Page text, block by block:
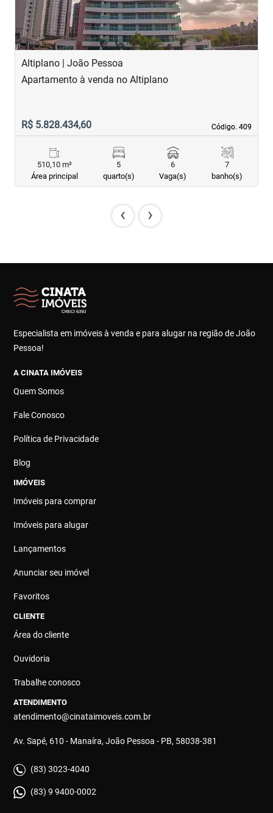
Altiplano | João Pessoa
Código. 409
Código. 409
Apartamento à venda no Altiplano
R$ 5.828.434,60
510,10 m²
Área principal
5
quarto(s)
6
Vaga(s)
7
banho(s)
‹ ›
Especialista em imóveis à venda e para alugar na região de João
Pessoa!
A CINATA IMÓVEIS
Quem Somos
Fale Conosco
Política de Privacidade
Blog
IMÓVEIS
Imóveis para comprar
Imóveis para alugar
Lançamentos
Anunciar seu imóvel
Favoritos
CLIENTE
Área do cliente
Ouvidoria
Trabalhe conosco
ATENDIMENTO
atendimento@cinataimoveis.com.br
Av. Sapé, 610 - Manaíra, João Pessoa - PB, 58038-381
(83) 3023-4040
(83) 9 9400-0002